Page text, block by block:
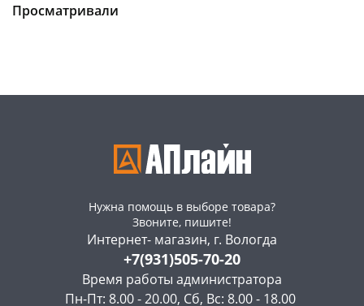
Чернышевского,
147а
Просматривали
Нужна помощь в выборе товара?
Звоните, пишите!
Интернет- магазин, г. Вологда
+7(931)505-70-20
Время работы администратора
Пн-Пт: 8.00 - 20.00, Сб, Вс: 8.00 - 18.00